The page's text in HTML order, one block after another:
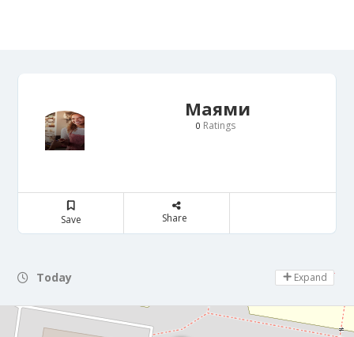
Маями
0 Ratings
Save Share
Today Day Off
Expand